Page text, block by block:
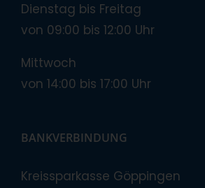
Dienstag bis Freitag
von 09:00 bis 12:00 Uhr
Mittwoch
von 14:00 bis 17:00 Uhr
BANKVERBINDUNG
Kreissparkasse Göppingen